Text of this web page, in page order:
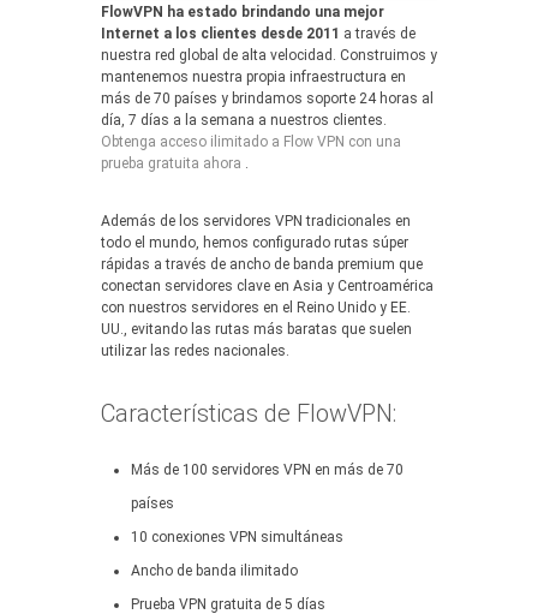
FlowVPN ha estado brindando una mejor
Internet a los clientes desde 2011 a través de
nuestra red global de alta velocidad. Construimos y
mantenemos nuestra propia infraestructura en
más de 70 países y brindamos soporte 24 horas al
día, 7 días a la semana a nuestros clientes.
Obtenga acceso ilimitado a Flow VPN con una
prueba gratuita ahora .
Además de los servidores VPN tradicionales en
todo el mundo, hemos configurado rutas súper
rápidas a través de ancho de banda premium que
conectan servidores clave en Asia y Centroamérica
con nuestros servidores en el Reino Unido y EE.
UU., evitando las rutas más baratas que suelen
utilizar las redes nacionales.
Características de FlowVPN:
Más de 100 servidores VPN en más de 70
países
10 conexiones VPN simultáneas
Ancho de banda ilimitado
Prueba VPN gratuita de 5 días